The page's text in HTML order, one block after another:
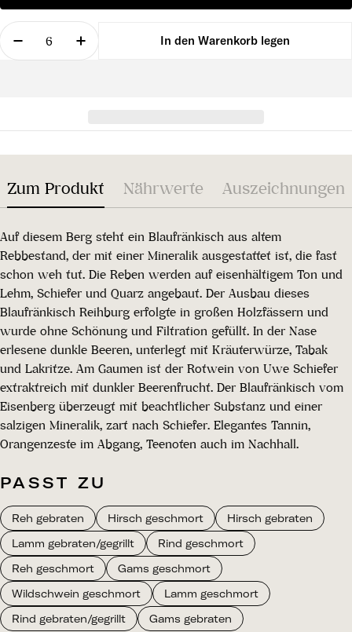
Menge
Menge für Blaufränkisch Reihburg 2017 verringern
Menge für Blaufränkisch Reihburg 2017
In den Warenkorb legen
Zum Produkt Nährwerte Auszeichnungen
Auf diesem Berg steht ein Blaufränkisch aus altem
Rebbestand, der mit einer Mineralik ausgestattet ist, die fast
schon weh tut. Die Reben werden auf eisenhältigem Ton und
Lehm, Schiefer und Quarz angebaut. Der Ausbau dieses
Blaufränkisch Reihburg erfolgte in großen Holzfässern und
wurde ohne Schönung und Filtration gefüllt. In der Nase
erlesene dunkle Beeren, unterlegt mit Kräuterwürze, Tabak
und Lakritze. Am Gaumen ist der Rotwein von Uwe Schiefer
extraktreich mit dunkler Beerenfrucht. Der Blaufränkisch vom
Eisenberg überzeugt mit beachtlicher Substanz und einer
salzigen Mineralik, zart nach Schiefer. Elegantes Tannin,
Orangenzeste im Abgang, Teenoten auch im Nachhall.
PASST ZU
Reh gebraten Hirsch geschmort
Hirsch gebraten
Lamm gebraten/gegrillt
Rind geschmort
Reh geschmort
Gams geschmort
Wildschwein geschmort
Lamm geschmort
Rind gebraten/gegrillt
Gams gebraten